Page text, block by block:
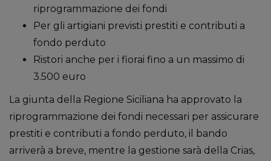
riprogrammazione dei fondi
Per gli artigiani previsti prestiti e contributi a
fondo perduto
Ristori anche per i fiorai fino a un massimo di
3.500 euro
La giunta della Regione Siciliana ha approvato la
riprogrammazione dei fondi necessari per assicurare
prestiti e contributi a fondo perduto, il bando
arriverà a breve, mentre la gestione sarà della Crias,